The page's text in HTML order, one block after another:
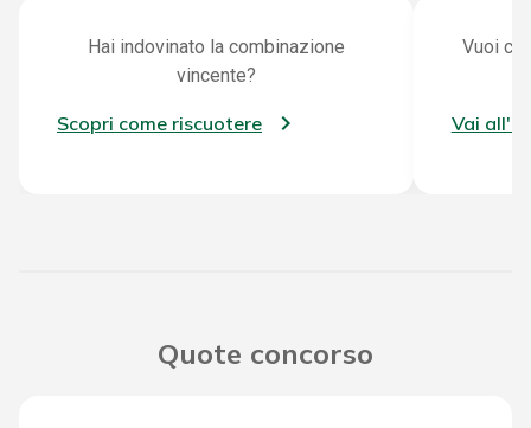
Hai indovinato la combinazione
vincente?
Scopri come riscuotere
Vuoi
Vai
Quote concorso